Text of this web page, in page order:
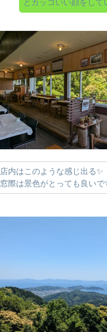
とカッコいい顔をして
店内はこのような感じ出る✨
窓際は景色がとっても良いで